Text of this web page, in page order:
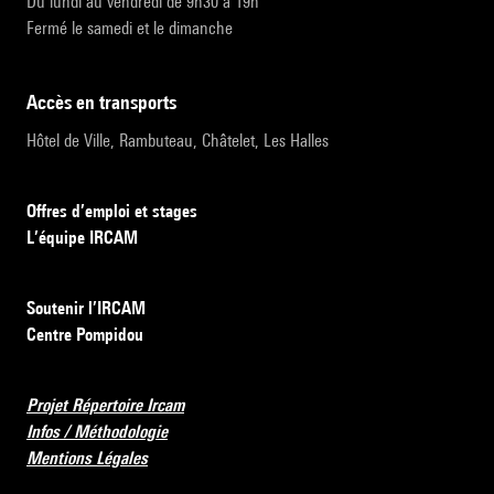
Fermé le samedi et le dimanche
accès en transports
Hôtel de Ville, Rambuteau, Châtelet, Les Halles
Offres d’emploi et stages
L’équipe IRCAM
Soutenir l’IRCAM
Centre Pompidou
Projet Répertoire Ircam
Infos / Méthodologie
Mentions Légales